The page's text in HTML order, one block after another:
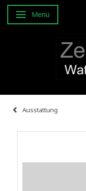
Anzeige ändern
Menü
Ausstattung